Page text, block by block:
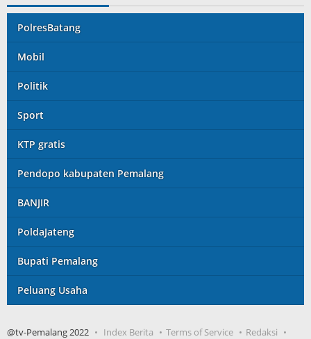
PolresBatang
Mobil
Politik
Sport
KTP gratis
Pendopo kabupaten Pemalang
BANJIR
PoldaJateng
Bupati Pemalang
Peluang Usaha
@tv-Pemalang 2022 Index Berita Terms of Service
Redaksi